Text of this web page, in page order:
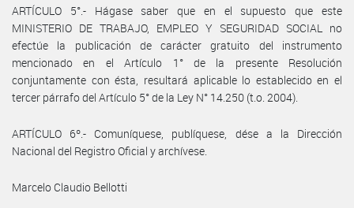
ARTÍCULO 5°.- Hágase saber que en el supuesto que este
MINISTERIO DE TRABAJO, EMPLEO Y SEGURIDAD SOCIAL no
efectúe la publicación de carácter gratuito del instrumento
mencionado en el Artículo 1° de la presente Resolución
conjuntamente con ésta, resultará aplicable lo establecido en el
tercer párrafo del Artículo 5° de la Ley N° 14.250 (t.o. 2004).
ARTÍCULO 6º.- Comuníquese, publíquese, dése a la Dirección
Nacional del Registro Oficial y archívese.
Marcelo Claudio Bellotti